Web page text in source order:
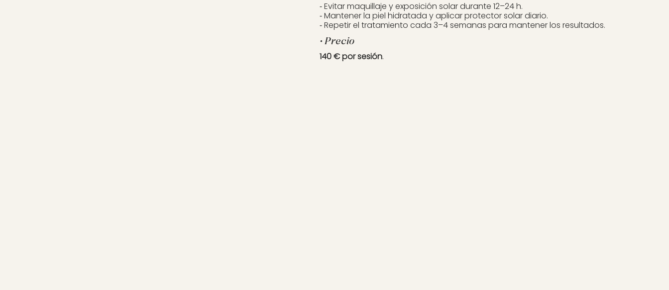
⁃ Evitar maquillaje y exposición solar durante 12–24 h.
⁃ Mantener la piel hidratada y aplicar protector solar diario.
⁃ Repetir el tratamiento cada 3–4 semanas para mantener los resultados.
• Precio
140 € por sesión.